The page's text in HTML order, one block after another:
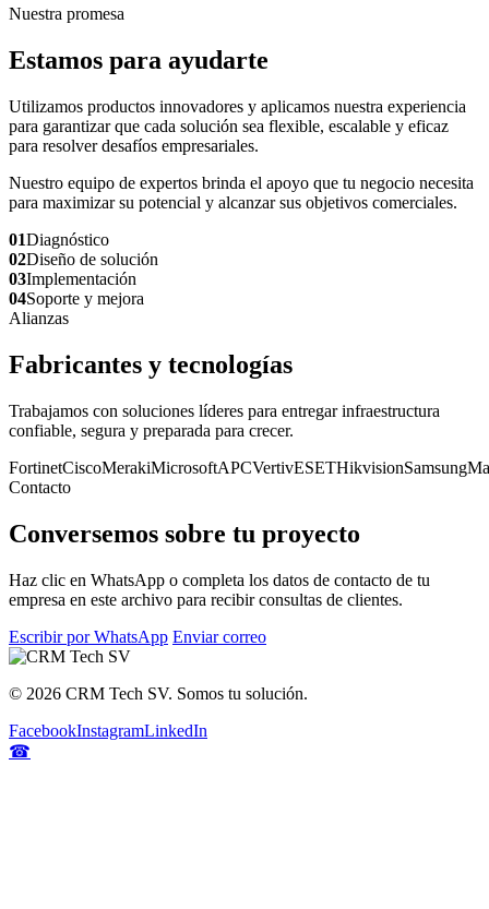
Nuestra promesa
Estamos para ayudarte
Utilizamos productos innovadores y aplicamos nuestra experiencia
para garantizar que cada solución sea flexible, escalable y eficaz
para resolver desafíos empresariales.
Nuestro equipo de expertos brinda el apoyo que tu negocio necesita
para maximizar su potencial y alcanzar sus objetivos comerciales.
01Diagnóstico
02Diseño de solución
03Implementación
04Soporte y mejora
Alianzas
Fabricantes y tecnologías
Trabajamos con soluciones líderes para entregar infraestructura
confiable, segura y preparada para crecer.
FortinetCiscoMerakiMicrosoftAPCVertivESETHikvisionSamsung
Contacto
Conversemos sobre tu proyecto
Haz clic en WhatsApp o completa los datos de contacto de tu
empresa en este archivo para recibir consultas de clientes.
Escribir por WhatsApp Enviar correo
© 2026 CRM Tech SV. Somos tu solución.
FacebookInstagramLinkedIn
☎